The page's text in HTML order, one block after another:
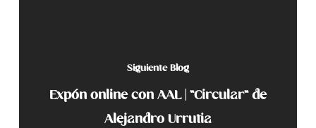
Siguiente Blog
Expón online con AAL | "Circular" de
Alejandro Urrutia